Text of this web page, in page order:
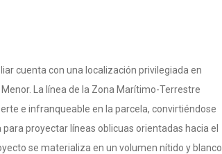
cuenta con una localización privilegiada en
La línea de la Zona Marítimo-Terrestre
e infranqueable en la parcela, convirtiéndose
proyectar líneas oblicuas orientadas hacia el
se materializa en un volumen nítido y blanco